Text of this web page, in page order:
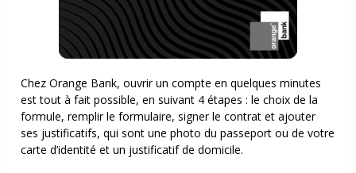
Chez Orange Bank, ouvrir un compte en quelques minutes
est tout à fait possible, en suivant 4 étapes : le choix de la
formule, remplir le formulaire, signer le contrat et ajouter
ses justificatifs, qui sont une photo du passeport ou de votre
carte d’identité et un justificatif de domicile.